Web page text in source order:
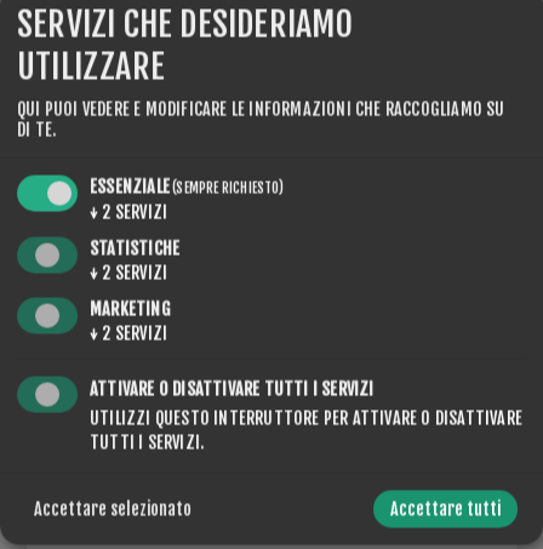
PARTITA IVA:
internazionale (ad esempio "IT 111 111 11")
NEWSLETTER
SERVIZI CHE DESIDERIAMO
UTILIZZARE
QUI PUOI VEDERE E MODIFICARE LE INFORMAZIONI CHE RACCOGLIAMO SU
DI TE.
ESSENZIALE(SEMPRE RICHIESTO)
↓ 2 SERVIZI
STATISTICHE
↓ 2 SERVIZI
MARKETING
↓ 2 SERVIZI
ATTIVARE O DISATTIVARE TUTTI I SERVIZI
UTILIZZI QUESTO INTERRUTTORE PER ATTIVARE O DISATTIVARE
TUTTI I SERVIZI.
Accettare selezionato Accettare tutti